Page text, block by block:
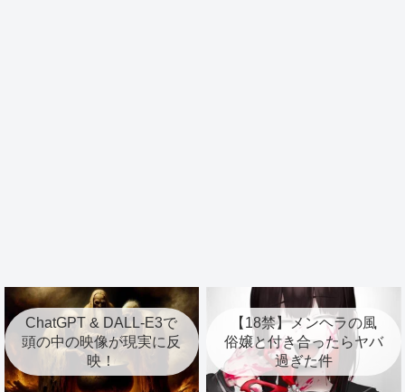
ChatGPT & DALL-E3で
頭の中の映像が現実に反
映！
【18禁】メンヘラの風
俗嬢と付き合ったらヤバ
過ぎた件